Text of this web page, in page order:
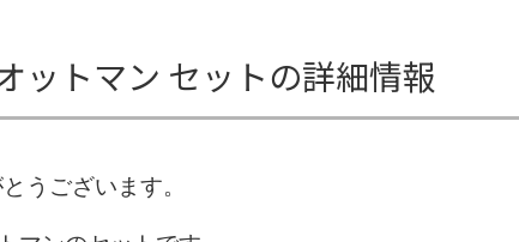
ットマン セットの詳細情報
うございます。